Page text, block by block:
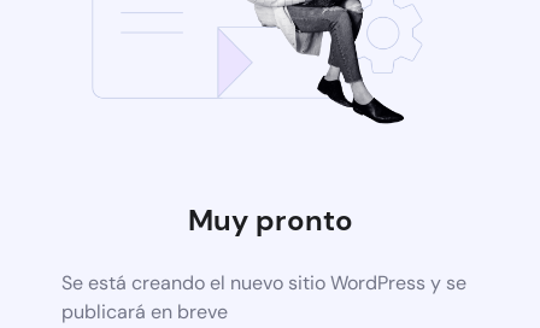
Muy pronto
Se está creando el nuevo sitio WordPress y se
publicará en breve